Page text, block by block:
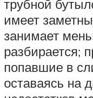
трубной
имеет
занимает
разбирается;
попавшие в
оставаясь на